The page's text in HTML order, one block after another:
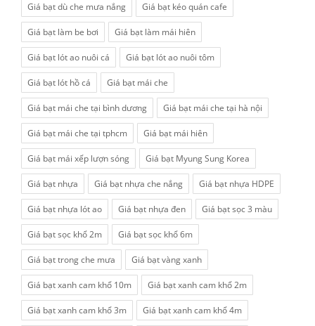
Giá bạt dù che mưa nắng Giá bạt kéo quán cafe
Giá bạt làm be bơi Giá bạt làm mái hiên
Giá bạt lót ao nuôi cá Giá bạt lót ao nuôi tôm
Giá bạt lót hồ cá Giá bạt mái che
Giá bạt mái che tại bình dương Giá bạt mái che tại hà nội
Giá bạt mái che tại tphcm Giá bạt mái hiên
Giá bạt mái xếp lượn sóng Giá bạt Myung Sung Korea
Giá bạt nhựa Giá bạt nhựa che nắng Giá bạt nhựa HDPE
Giá bạt nhựa lót ao Giá bạt nhựa đen Giá bạt sọc 3 màu
Giá bạt sọc khổ 2m Giá bạt sọc khổ 6m
Giá bạt trong che mưa Giá bạt vàng xanh
Giá bạt xanh cam khổ 10m Giá bạt xanh cam khổ 2m
Giá bạt xanh cam khổ 3m Giá bạt xanh cam khổ 4m